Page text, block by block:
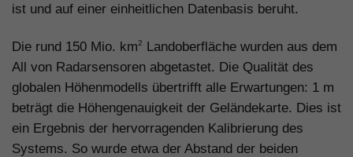
ist und auf einer einheitlichen Datenbasis beruht.
Die rund 150 Mio. km2
Landoberfläche wurden aus dem
All von Radarsensoren abgetastet. Die Qualität des
globalen Höhenmodells übertrifft alle Erwartungen: 1 m
beträgt die Höhengenauigkeit der Geländekarte. Dies ist
ein Ergebnis der hervorragenden Kalibrierung des
Systems. So wurde etwa der Abstand der beiden